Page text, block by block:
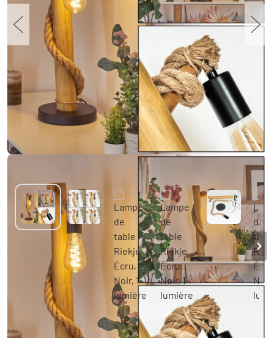
Lampe de table Riekje Écru, Noir, 1 lumière